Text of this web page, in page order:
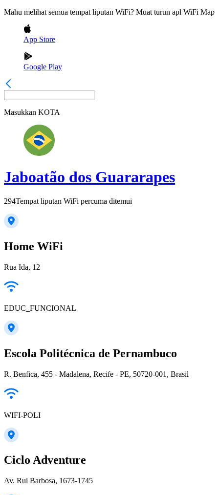
Mahu melihat semua tempat liputan WiFi? Muat turun apl WiFi Map
App Store
Google Play
Masukkan KOTA
Jaboatão dos Guararapes
294Tempat liputan WiFi percuma ditemui
Home WiFi
Rua Ida, 12
EDUC_FUNCIONAL
Escola Politécnica de Pernambuco
R. Benfica, 455 - Madalena, Recife - PE, 50720-001, Brasil
WIFI-POLI
Ciclo Adventure
Av. Rui Barbosa, 1673-1745